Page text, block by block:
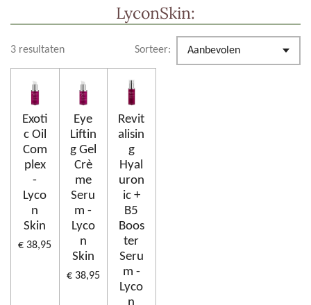
LyconSkin:
3 resultaten Sorteer:
Exoti
c Oil
Com
plex
-
Lyco
n
Skin
€ 38,95
Eye
Liftin
g Gel
Crè
me
Seru
m -
Lyco
n
Skin
€ 38,95
Revit
alisin
g
Hyal
uron
ic +
B5
Boos
ter
Seru
m -
Lyco